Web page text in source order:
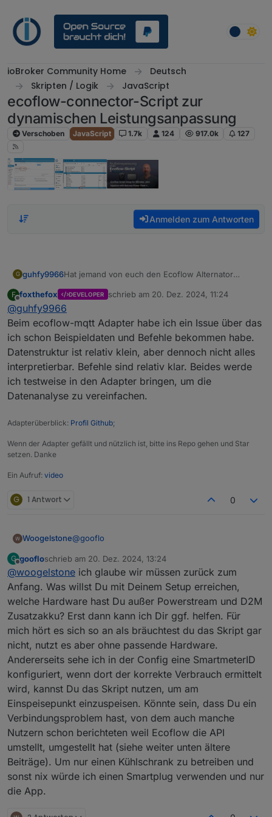
ioBroker Community Home
Deutsch
Skripten / Logik
JavaScript
ecoflow-connector-Script zur
dynamischen Leistungsanpassung
Verschoben JavaScript 1.7k 124 917.0k 127
Anmelden zum Antworten
G guhfy9966Hat jemand von euch den Ecoflow Alternator
können?
F
Offline
foxthefox DEVELOPER schrieb am 20. Dez. 2024, 11:24
zuletzt editiert von
@guhfy9966
Beim ecoflow-mqtt Adapter habe ich ein Issue über das
ich schon Beispieldaten und Befehle bekommen habe.
Datenstruktur ist relativ klein, aber dennoch nicht alles
interpretierbar. Befehle sind relativ klar. Beides werde
ich testweise in den Adapter bringen, um die
Datenanalyse zu vereinfachen.
Adapterüberblick: Profil Github;
Wenn der Adapter gefällt und nützlich ist, bitte ins Repo gehen und Star
setzen. Danke
Ein Aufruf: video
G 1 Antwort 0
Woogelstone@gooflo
ich habe ja den Powerstream und als Akku den
Delta2 Max ZUSATZAKKU , ohne MASTER
DELTA2.
Ich habe als Last in der App 50 Watt dauerlast
eingestellt und Stromversorgungsmodus ->
Stromversorgung prio. eingestellt.
Wenn es jetzt zum Abend geht und die Zellen
keine Spannung mehr liefern geht der
Powerstream aus !
Er schaltet sich ab , ob wohl der Akku Strom
bringt , man kann es ja auf der App sehen .
Also auch keine Benutzung der Gespeicherten
Energie in der Nacht und das Bier im
Kühlschrank wird warm :(
Ich habe den Support schon angeschrieben ,
aber helfen kann der auch nicht .
Kann man im Script was einstellen das der
Powerstream nicht ausgeht sonder sich durch
den Akku am Leben hält ?
Was mir auffällt , der Skript läuft , aber wer hat
jetzt Vorrang ? Die APP oder der Skript
Ich finde da meine Growatt Insel Lösung besser ,
aufbauen und los.
NACHTRAG:
Mir ist aufgefallen das die Daten in IOBrocker
oder Home Assistant nur neu eingelesen werden
wenn die App auf dem Handy an ist !!
Mach ich sie aus gibt es keine neuen Daten .
G goofloschrieb am 20. Dez. 2024, 13:24
zuletzt editiert von
@woogelstone ich glaube wir müssen zurück zum
Anfang. Was willst Du mit Deinem Setup erreichen,
welche Hardware hast Du außer Powerstream und D2M
Zusatzakku? Erst dann kann ich Dir ggf. helfen. Für
mich hört es sich so an als bräuchtest du das Skript gar
nicht, nutzt es aber ohne passende Hardware.
Andererseits sehe ich in der Config eine SmartmeterID
konfiguriert, wenn dort der korrekte Verbrauch ermittelt
wird, kannst Du das Skript nutzen, um am
Einspeisepunkt einzuspeisen. Könnte sein, dass Du ein
Verbindungsproblem hast, von dem auch manche
Nutzern schon berichteten weil Ecoflow die API
umstellt, umgestellt hat (siehe weiter unten ältere
Beiträge). Um nur einen Kühlschrank zu betreiben und
sonst nix würde ich einen Smartplug verwenden und nur
die App.